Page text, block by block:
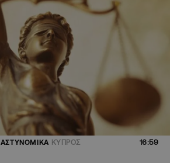
ΑΣΤΥΝΟΜΙΚΑ ΚΥΠΡΟΣ 16:59